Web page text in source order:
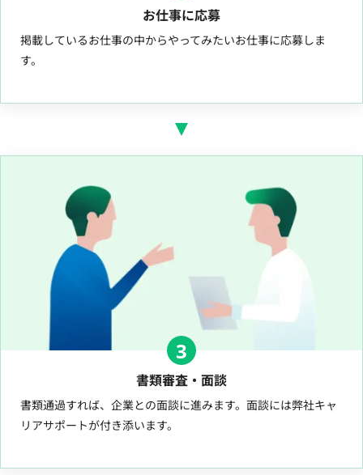
お仕事に応募
掲載しているお仕事の中からやってみたいお仕事に応募しま
す。
3
書類審査・面談
書類通過すれば、企業との面談に進みます。面談には弊社キャ
リアサポートが付き添います。